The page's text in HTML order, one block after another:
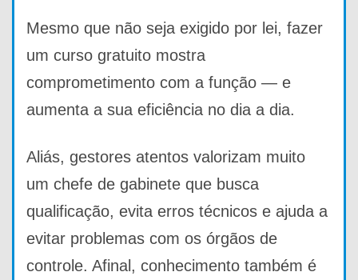
Mesmo que não seja exigido por lei, fazer
um curso gratuito mostra
comprometimento com a função — e
aumenta a sua eficiência no dia a dia.
Aliás, gestores atentos valorizam muito
um chefe de gabinete que busca
qualificação, evita erros técnicos e ajuda a
evitar problemas com os órgãos de
controle. Afinal, conhecimento também é